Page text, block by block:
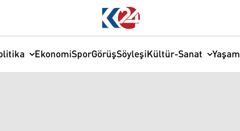
EkonomiSporGörüşSöyleşiKültür-Sanat Yaşam